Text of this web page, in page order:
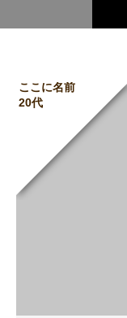
ここに名前
20代